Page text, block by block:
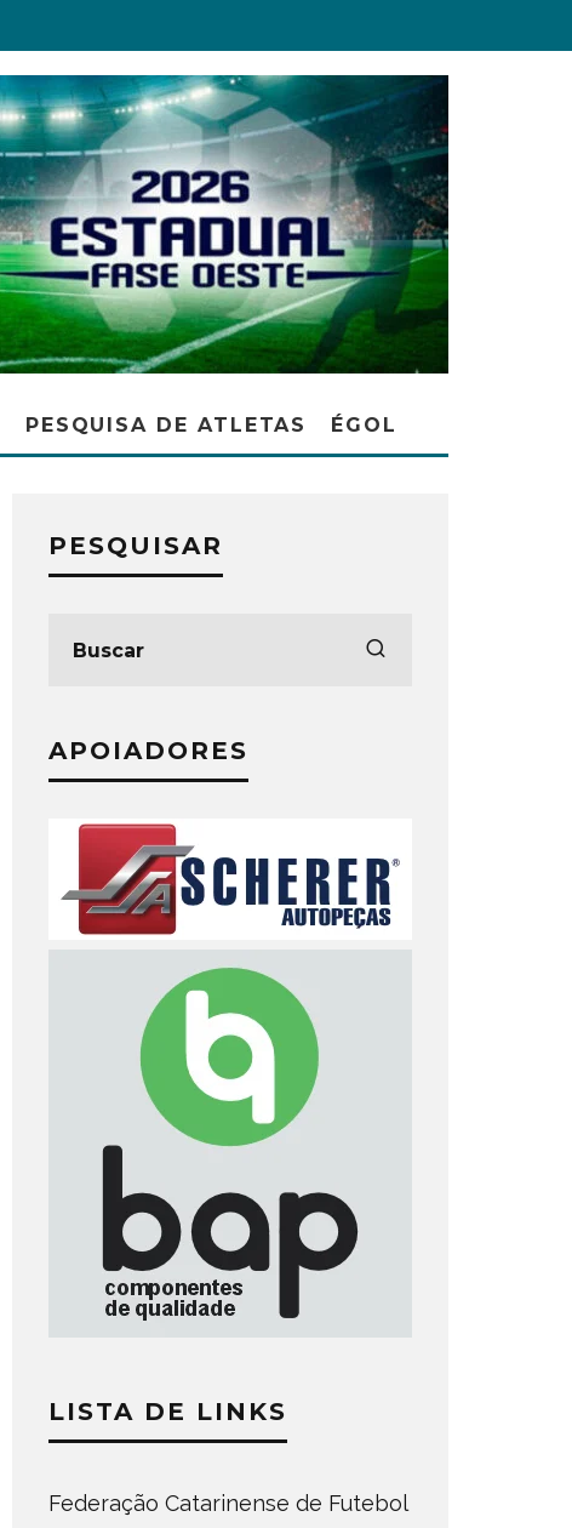
PESQUISA DE ATLETAS ÉGOL
PESQUISAR
APOIADORES
LISTA DE LINKS
Federação Catarinense de Futebol